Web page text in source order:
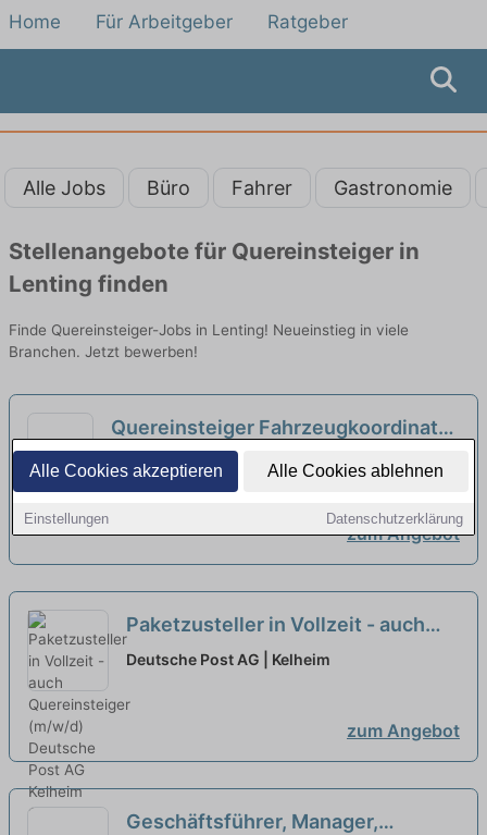
Alle Cookies akzeptieren Alle Cookies ablehnen
Einstellungen Datenschutzerklärung
Home Für Arbeitgeber Ratgeber
Alle Jobs Büro Fahrer Gastronomie
Stellenangebote für Quereinsteiger in
Lenting finden
Finde Quereinsteiger-Jobs in Lenting! Neueinstieg in viele
Branchen. Jetzt bewerben!
Quereinsteiger Fahrzeugkoordinator
- Teilzeit (d/m/w)
Autohero | Hemau
zum Angebot
Paketzusteller in Vollzeit - auch
Quereinsteiger (m/w/d)
Deutsche Post AG | Kelheim
zum Angebot
Geschäftsführer, Manager,